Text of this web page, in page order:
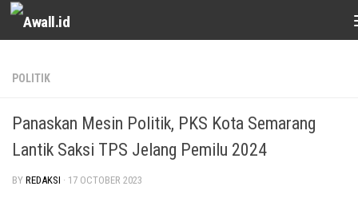
Skip to content
POLITIK
Panaskan Mesin Politik, PKS Kota Semarang
Lantik Saksi TPS Jelang Pemilu 2024
BY REDAKSI · 17 OCTOBER 2023